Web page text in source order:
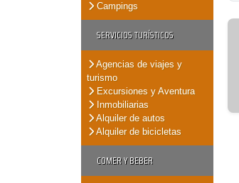
Campings
SERVICIOS TURÍSTICOS
Agencias de viajes y
turismo
Excursiones y Aventura
Inmobiliarias
Alquiler de autos
Alquiler de bicicletas
COMER Y BEBER